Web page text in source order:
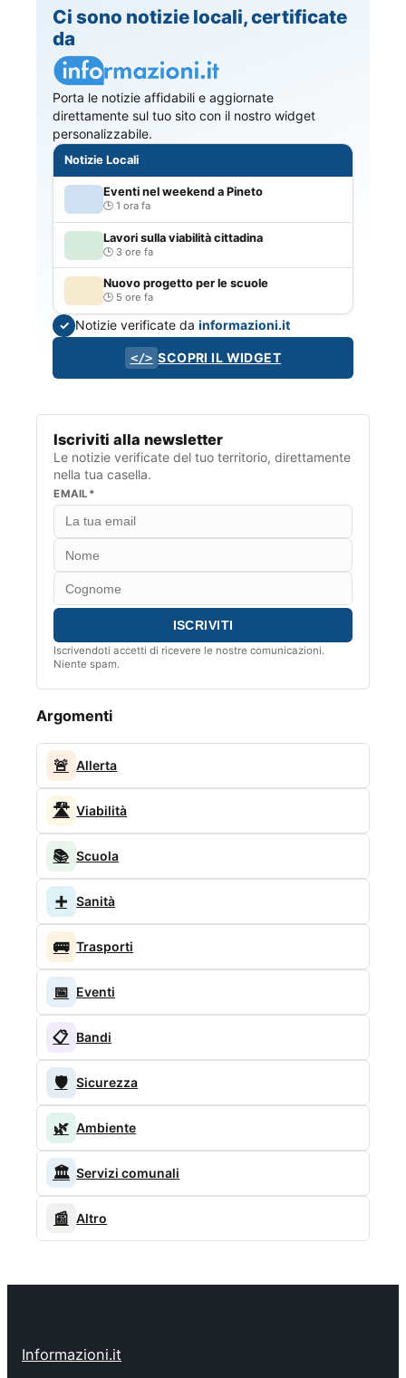
Ci sono notizie locali, certificate
da
Porta le notizie affidabili e aggiornate
direttamente sul tuo sito con il nostro widget
personalizzabile.
Notizie Locali
Eventi nel weekend a Pineto
1 ora fa
Lavori sulla viabilità cittadina
3 ore fa
Nuovo progetto per le scuole
5 ore fa
✓ Notizie verificate dainformazioni.it
</> SCOPRI IL WIDGET
Iscriviti alla newsletter
Le notizie verificate del tuo territorio, direttamente
nella tua casella.
EMAIL*
Iscrivendoti accetti di ricevere le nostre comunicazioni.
Niente spam.
Argomenti
🚨 Allerta
🛣️ Viabilità
📚 Scuola
➕ Sanità
🚌 Trasporti
📅 Eventi
📋 Bandi
🛡️ Sicurezza
🌿 Ambiente
🏛️ Servizi comunali
📰 Altro
Informazioni.it